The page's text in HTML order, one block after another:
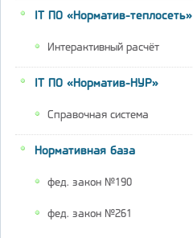
IT ПО «Норматив-теплосеть»
Интерактивный расчёт
IT ПО «Норматив-НУР»
Справочная система
Нормативная база
фед. закон №190
фед. закон №261